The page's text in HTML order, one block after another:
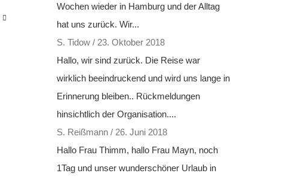
Wochen wieder in Hamburg und der Alltag
hat uns zurück. Wir...
S. Tidow/ 23. Oktober 2018
Hallo, wir sind zurück. Die Reise war
wirklich beeindruckend und wird uns lange in
Erinnerung bleiben.. Rückmeldungen
hinsichtlich der Organisation....
S. Reißmann/ 26. Juni 2018
Hallo Frau Thimm, hallo Frau Mayn, noch
1Tag und unser wunderschöner Urlaub in